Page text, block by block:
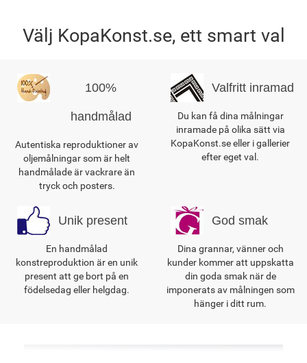
Välj KopaKonst.se, ett smart val
100%
handmålad
Autentiska reproduktioner av
oljemålningar som är helt
handmålade är vackrare än
tryck och posters.
Valfritt inramad
Du kan få dina målningar
inramade på olika sätt via
KopaKonst.se eller i gallerier
efter eget val.
Unik present
En handmålad
konstreproduktion är en unik
present att ge bort på en
födelsedag eller helgdag.
God smak
Dina grannar, vänner och
kunder kommer att uppskatta
din goda smak när de
imponerats av målningen som
hänger i ditt rum.